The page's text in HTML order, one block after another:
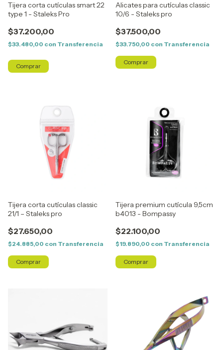
Tijera corta cutículas smart 22
type 1 - Staleks Pro
$37.200,00
$33.480,00 con Transferencia
Alicates para cutículas classic
10/6 - Staleks pro
$37.500,00
$33.750,00 con Transferencia
Tijera corta cutículas classic
21/1 – Staleks pro
$27.650,00
$24.885,00 con Transferencia
Tijera premium cutícula 9,5cm
b4013 - Bompassy
$22.100,00
$19.890,00 con Transferencia